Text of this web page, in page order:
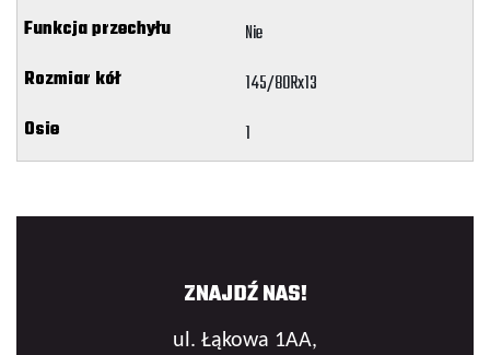
Nie
145/80Rx13
1
ZNAJDŹ NAS!
ul. Łąkowa 1AA,